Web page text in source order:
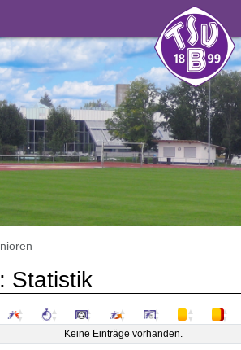
Statistik
Keine Einträge vorhanden.